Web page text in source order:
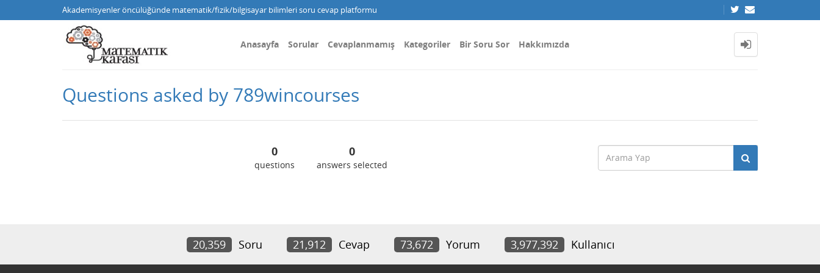
Akademisyenler öncülüğünde matematik/fizik/bilgisayar bilimleri soru cevap platformu
Anasayfa Sorular Cevaplanmamış Kategoriler Bir Soru Sor Hakkımızda
Questions asked by 789wincourses
0
questions
0
answers selected
20,359 Soru 21,912 Cevap 73,672 Yorum 3,977,392 Kullanıcı